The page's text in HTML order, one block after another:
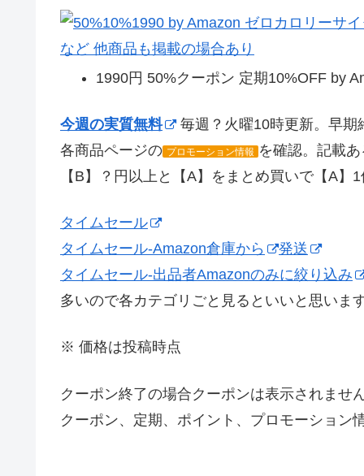
1990円 50%クーポン 定期10%OFF by
今週の実質無料
毎週？火曜10時更新。早期
各商品ページの プロモーション情報 を確認。記載
【B】？円以上と【A】をまとめ買いで【A】
タイムセール
タイムセール-Amazon倉庫から
発送
タイムセール-出品者Amazonのみに絞り込み
多いので各カテゴリごと見るといいと思いま
※ 価格は投稿時点
クーポン終了の場合クーポンは表示されませ
クーポン、定期、ポイント、プロモーション